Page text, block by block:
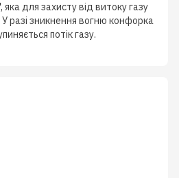
для захисту від витоку газу
разі зникнення вогню конфорка
потік газу.